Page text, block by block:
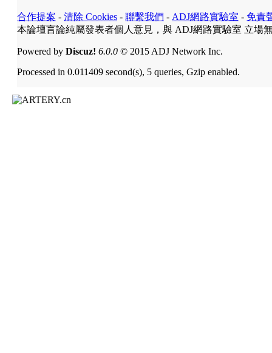
合作提案 - 清除 Cookies - 聯繫我們 - ADJ網路實驗室 - 免責
本論壇言論純屬發表者個人意見，與 ADJ網路實驗室 立場
Powered by Discuz! 6.0.0 © 2015 ADJ Network Inc.
Processed in 0.011409 second(s), 5 queries, Gzip enabled.